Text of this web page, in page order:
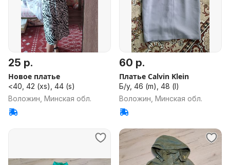
25 р.
Новое платье
<40, 42 (xs), 44 (s)
Воложин, Минская обл.
60 р.
Платье Calvin Klein
Б/у, 46 (m), 48 (l)
Воложин, Минская обл.